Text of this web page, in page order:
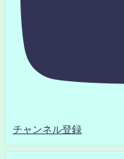
チャンネル登録